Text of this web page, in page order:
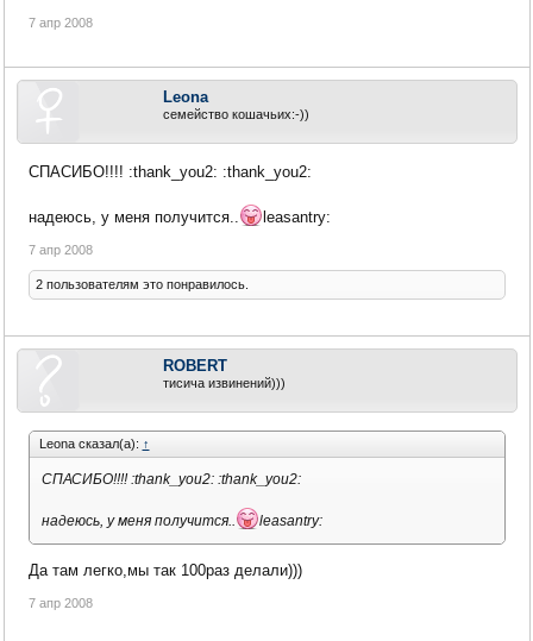
7 апр 2008
Leona
семейство кошачьих:-))
СПАСИБО!!!! :thank_you2: :thank_you2:
надеюсь, у меня получится.. leasantry:
7 апр 2008
2 пользователям это понравилось.
ROBERT
тисича извинений)))
Leona сказал(а): ↑
СПАСИБО!!!! :thank_you2: :thank_you2:
надеюсь, у меня получится.. leasantry:
Да там легко,мы так 100раз делали)))
7 апр 2008